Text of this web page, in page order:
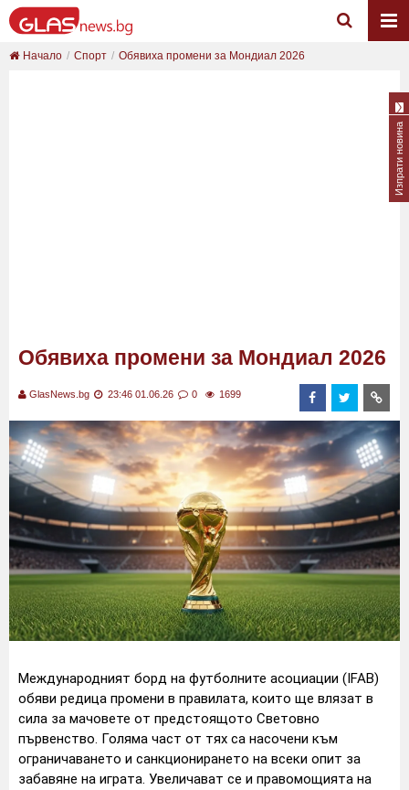
Начало Спорт Обявиха промени за Мондиал 2026
Обявиха промени за Мондиал 2026
GlasNews.bg 23:46 01.06.26 0 1699
Международният борд на футболните асоциации (IFAB)
обяви редица промени в правилата, които ще влязат в
сила за мачовете от предстоящото Световно
първенство. Голяма част от тях са насочени към
ограничаването и санкционирането на всеки опит за
забавяне на играта. Увеличават се и правомощията на
Изпрати новина